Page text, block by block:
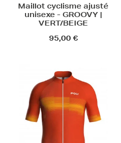
Maillot cyclisme ajusté
unisexe - GROOVY |
VERT/BEIGE
95,00 €